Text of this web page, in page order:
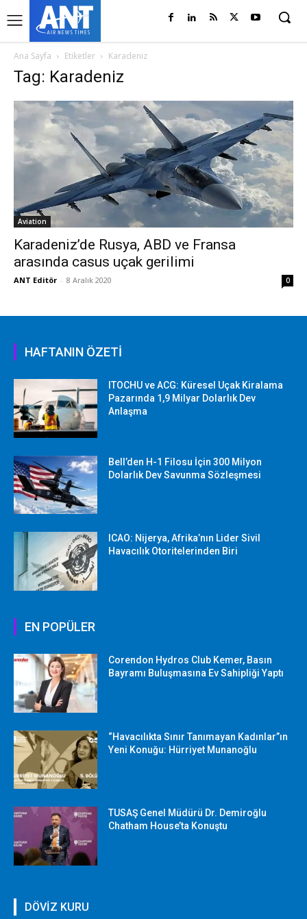
Ana Sayfa Etiketler Karadeniz
Tag: Karadeniz
Aviation
Karadeniz’de Rusya, ABD ve Fransa
arasında casus uçak gerilimi
ANT Editör - 8 Aralık 2020 0
HAFTANIN ÖZETİ
ITOCHU ve ACG: Küresel Uçak Kiralama
Pazarında 1,9 Milyar Dolarlık Dev
Anlaşma
Bell’den H-1 Filosu İçin 300 Milyon
Dolarlık Dev Savunma Sözleşmesi
ICAO: Nijerya, Afrika’nın Lider Sivil
Havacılık Otoritelerinden Biri
EN POPÜLER
Corendon Hydros Club Kemer, Basın
Bayramı Buluşmasına Ev Sahipliği Yaptı
“Havacılıkta Sınır Tanımayan Kadınlar”ın
Yeni Konuğu: Hürriyet Munanoğlu
TUSAŞ Genel Müdürü Dr. Demiroğlu
Chatham House’ta Konuştu
DÖVİZ KURU